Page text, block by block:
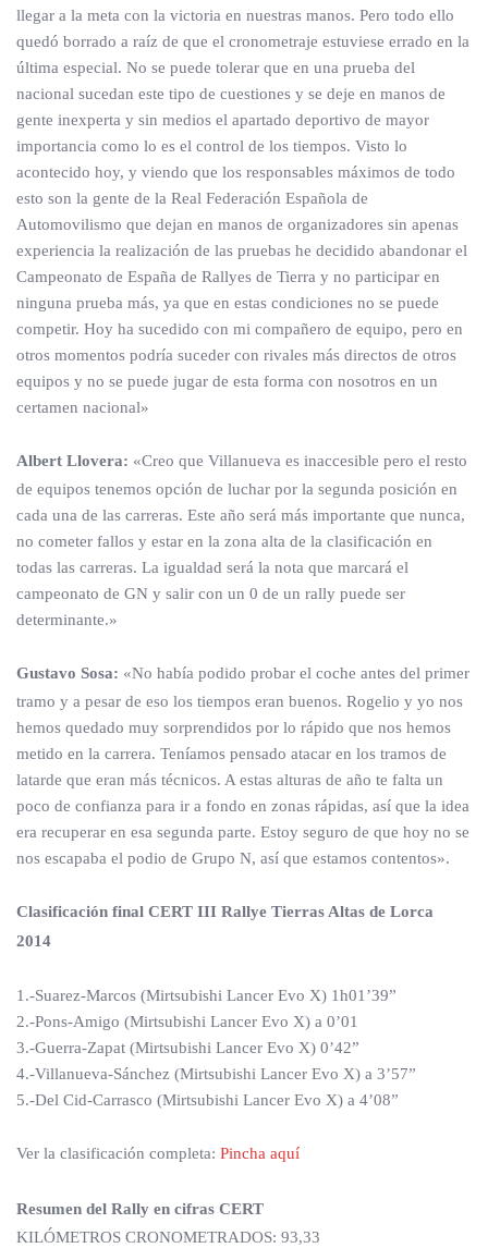
llegar a la meta con la victoria en nuestras manos. Pero todo ello
quedó borrado a raíz de que el cronometraje estuviese errado en la
última especial. No se puede tolerar que en una prueba del
nacional sucedan este tipo de cuestiones y se deje en manos de
gente inexperta y sin medios el apartado deportivo de mayor
importancia como lo es el control de los tiempos. Visto lo
acontecido hoy, y viendo que los responsables máximos de todo
esto son la gente de la Real Federación Española de
Automovilismo que dejan en manos de organizadores sin apenas
experiencia la realización de las pruebas he decidido abandonar el
Campeonato de España de Rallyes de Tierra y no participar en
ninguna prueba más, ya que en estas condiciones no se puede
competir. Hoy ha sucedido con mi compañero de equipo, pero en
otros momentos podría suceder con rivales más directos de otros
equipos y no se puede jugar de esta forma con nosotros en un
certamen nacional»
Albert Llovera: «Creo que Villanueva es inaccesible pero el resto
de equipos tenemos opción de luchar por la segunda posición en
cada una de las carreras. Este año será más importante que nunca,
no cometer fallos y estar en la zona alta de la clasificación en
todas las carreras. La igualdad será la nota que marcará el
campeonato de GN y salir con un 0 de un rally puede ser
determinante.»
Gustavo Sosa: «No había podido probar el coche antes del primer
tramo y a pesar de eso los tiempos eran buenos. Rogelio y yo nos
hemos quedado muy sorprendidos por lo rápido que nos hemos
metido en la carrera. Teníamos pensado atacar en los tramos de
latarde que eran más técnicos. A estas alturas de año te falta un
poco de confianza para ir a fondo en zonas rápidas, así que la idea
era recuperar en esa segunda parte. Estoy seguro de que hoy no se
nos escapaba el podio de Grupo N, así que estamos contentos».
Clasificación final CERT III Rallye Tierras Altas de Lorca
2014
1.-Suarez-Marcos (Mirtsubishi Lancer Evo X) 1h01’39”
2.-Pons-Amigo (Mirtsubishi Lancer Evo X) a 0’01
3.-Guerra-Zapat (Mirtsubishi Lancer Evo X) 0’42”
4.-Villanueva-Sánchez (Mirtsubishi Lancer Evo X) a 3’57”
5.-Del Cid-Carrasco (Mirtsubishi Lancer Evo X) a 4’08”
Ver la clasificación completa: Pincha aquí
Resumen del Rally en cifras CERT
KILÓMETROS CRONOMETRADOS: 93,33